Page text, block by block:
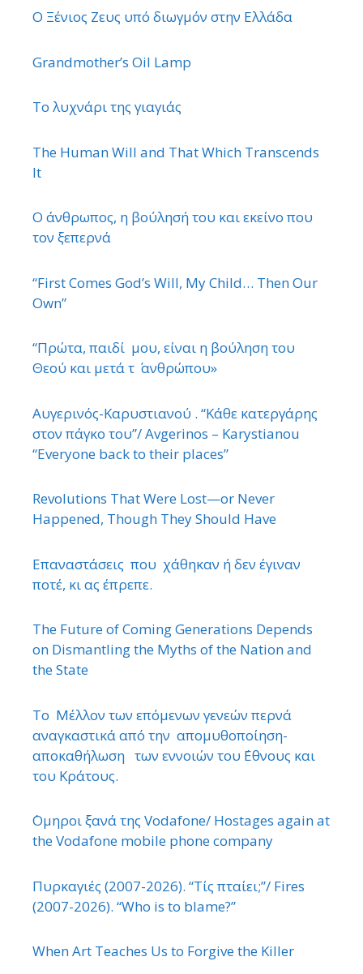
Ο Ξένιος Ζευς υπό διωγμόν στην Ελλάδα
Grandmother’s Oil Lamp
Το λυχνάρι της γιαγιάς
The Human Will and That Which Transcends
It
Ο άνθρωπος, η βούλησή του και εκείνο που
τον ξεπερνά
“First Comes God’s Will, My Child… Then Our
Own”
“Πρώτα, παιδί μου, είναι η βούληση του
Θεού και μετά τ ΄ ανθρώπου»
Αυγερινός-Καρυστιανού . “Κάθε κατεργάρης
στον πάγκο του”/ Avgerinos – Karystianou
“Εveryone back to their places”
Revolutions That Were Lost—or Never
Happened, Though They Should Have
Επαναστάσεις που χάθηκαν ή δεν έγιναν
ποτέ, κι ας έπρεπε.
The Future of Coming Generations Depends
on Dismantling the Myths of the Nation and
the State
Το Μέλλον των επόμενων γενεών περνά
αναγκαστικά από την απομυθοποίηση-
αποκαθήλωση των εννοιών του ΄Εθνους και
του Κράτους.
΄Ομηροι ξανά της Vodafone/ Hostages again at
the Vodafone mobile phone company
Πυρκαγιές (2007-2026). “Τίς πταίει;”/ Fires
(2007-2026). “Who is to blame?”
When Art Teaches Us to Forgive the Killer